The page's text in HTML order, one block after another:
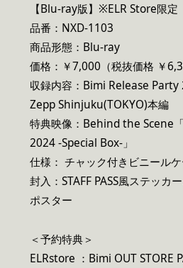
【Blu-ray版】※ELR Store限定
品番：NXD-1103
商品形態：Blu-ray
価格：￥7,000（税抜価格 ￥
収録内容：Bimi Release
Zepp Shinjuku(TOKYO)本編
特典映像：Behind the Scene
2024 -Special Box-」
仕様： チャック付きビニール
封入：STAFF PASS風ステッカ
ポスター
＜予約特典＞
ELRstore ：Bimi OUT STORE